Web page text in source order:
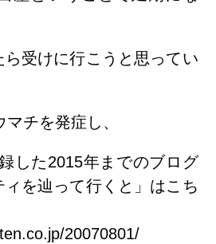
受けに行こうと思ってい
チを発症し、
した2015年までのブログ
ィを辿って行くと」はこち
20070801/